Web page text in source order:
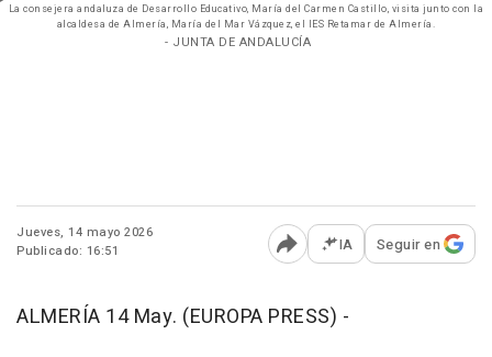
La consejera andaluza de Desarrollo Educativo, María del Carmen Castillo, visita junto con la
alcaldesa de Almería, María del Mar Vázquez, el IES Retamar de Almería.
- JUNTA DE ANDALUCÍA
Jueves, 14 mayo 2026
Publicado: 16:51
Abrir opciones para
IA Seguir en
ALMERÍA 14 May. (EUROPA PRESS) -